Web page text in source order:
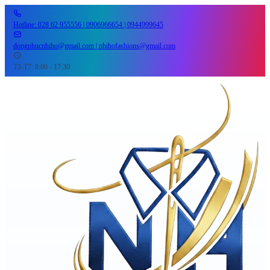
Hotline: 028 62 955556 | 0906966654 | 0944999645
dongphucnhiho@gmail.com | nhihofashions@gmail.com
T2-T7: 8:00 - 17:30